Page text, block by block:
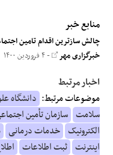
منابع خبر
چالش سازترین اقدام تامین
خبرگزاری مهر - ۴ فروردین ۱۴۰۰
اخبار مرتبط
موضوعات مرتبط: دانشگاه
سلامت سازمان تأمین
الکترونیک خدمات درمانی
اینترنت ثبت اطلاعات